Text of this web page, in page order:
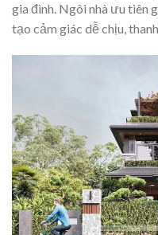
gia đình. Ngôi nhà ưu tiên
tạo cảm giác dễ chịu,